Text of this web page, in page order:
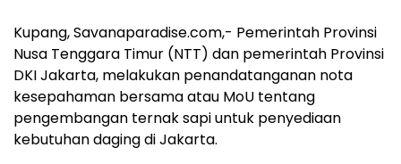
Kupang, Savanaparadise.com,- Pemerintah Provinsi
Nusa Tenggara Timur (NTT) dan pemerintah Provinsi
DKI Jakarta, melakukan penandatanganan nota
kesepahaman bersama atau MoU tentang
pengembangan ternak sapi untuk penyediaan
kebutuhan daging di Jakarta.